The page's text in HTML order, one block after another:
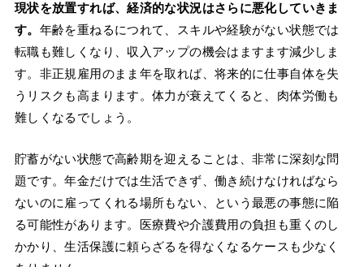
現状を放置すれば、経済的な状況はさらに悪化していきま
す。 年齢を重ねるにつれて、スキルや経験がない状態では
転職も難しくなり、収入アップの機会はますます減少しま
す。非正規雇用のまま年を取れば、将来的に仕事自体を失
うリスクも高まります。体力が衰えてくると、肉体労働も
難しくなるでしょう。
貯蓄がない状態で高齢期を迎えることは、非常に深刻な問
題です。年金だけでは生活できず、働き続けなければなら
ないのに雇ってくれる場所もない、という最悪の事態に陥
る可能性があります。医療費や介護費用の負担も重くのし
かかり、生活保護に頼らざるを得なくなるケースも少なく